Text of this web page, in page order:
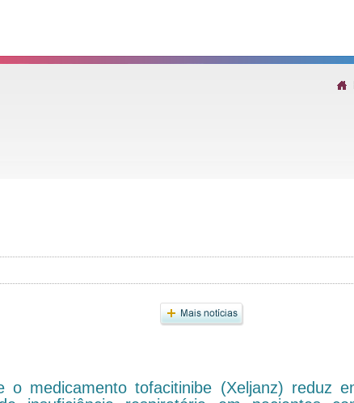
o medicamento tofacitinibe (Xeljanz) reduz